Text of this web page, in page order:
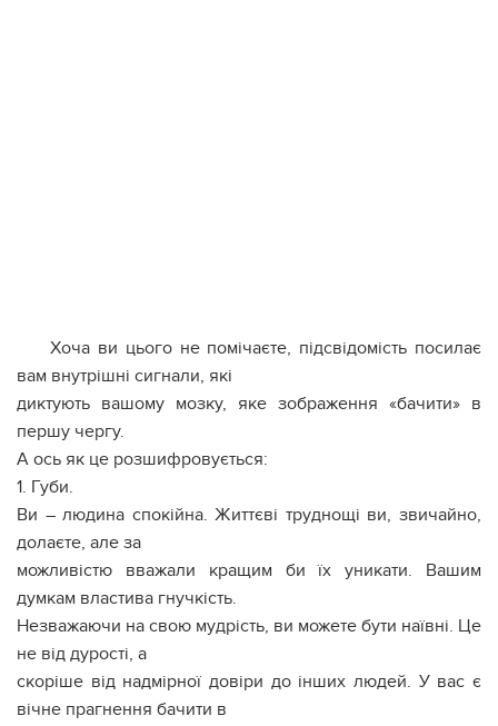
Хоча ви цього не помічаєте, підсвідомість посилає
вам внутрішні сигнали, які
диктують вашому мозку, яке зображення «бачити» в
першу чергу.
А ось як це розшифровується:
1. Губи.
Ви – людина спокійна. Життєві труднощі ви, звичайно,
долаєте, але за
можливістю вважали кращим би їх уникати. Вашим
думкам властива гнучкість.
Незважаючи на свою мудрість, ви можете бути наївні. Це
не від дурості, а
скоріше від надмірної довіри до інших людей. У вас є
вічне прагнення бачити в